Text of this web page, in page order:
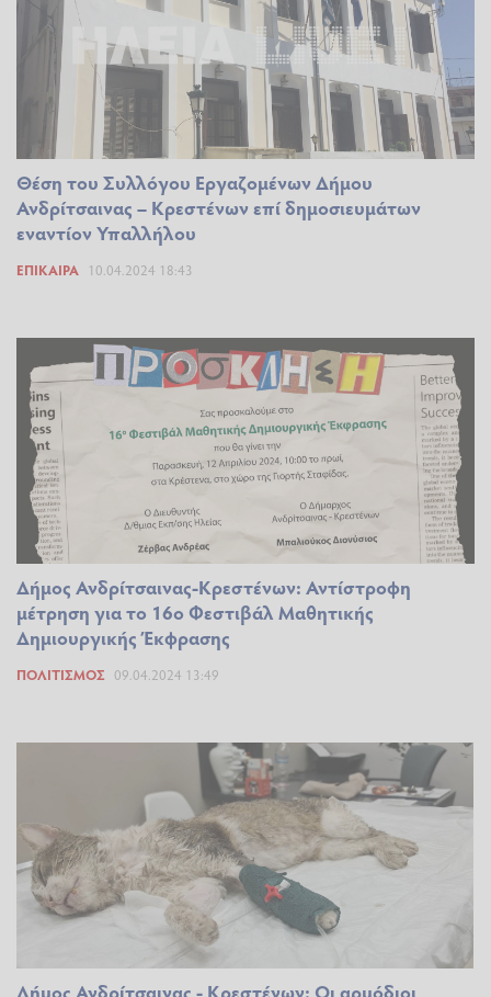
Θέση του Συλλόγου Εργαζομένων Δήμου
Ανδρίτσαινας – Κρεστένων επί δημοσιευμάτων
εναντίον Υπαλλήλου
ΕΠΊΚΑΙΡΑ 10.04.2024 18:43
Δήμος Ανδρίτσαινας-Κρεστένων: Αντίστροφη
μέτρηση για το 16ο Φεστιβάλ Μαθητικής
Δημιουργικής Έκφρασης
ΠΟΛΙΤΙΣΜΌΣ 09.04.2024 13:49
Δήμος Ανδρίτσαινας - Κρεστένων: Οι αρμόδιοι